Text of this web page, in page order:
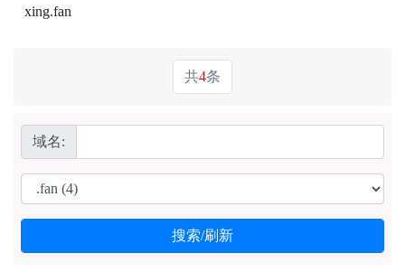
xing.fan
共4条
域名: